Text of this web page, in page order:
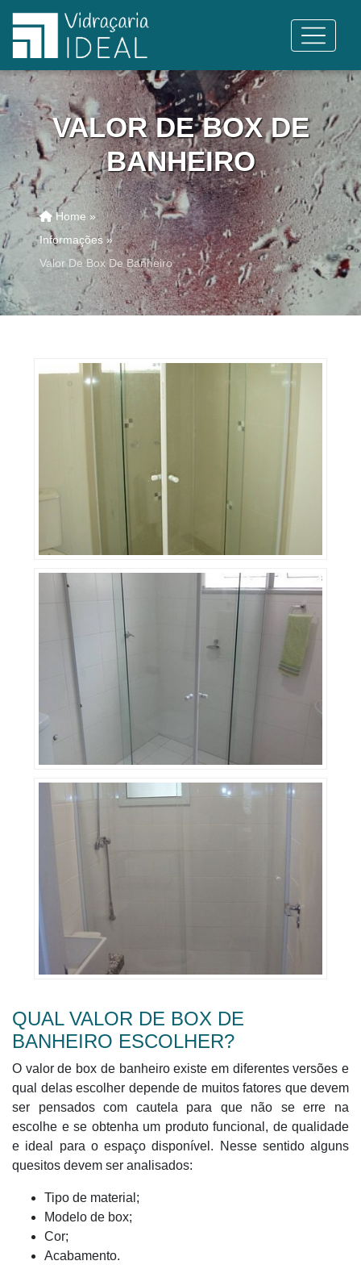
VALOR DE BOX DE
BANHEIRO
Home »
Informações »
Valor De Box De Banheiro
QUAL VALOR DE BOX DE
BANHEIRO ESCOLHER?
O valor de box de banheiro existe em diferentes versões e
qual delas escolher depende de muitos fatores que devem
ser pensados com cautela para que não se erre na
escolhe e se obtenha um produto funcional, de qualidade
e ideal para o espaço disponível. Nesse sentido alguns
quesitos devem ser analisados:
Tipo de material;
Modelo de box;
Cor;
Acabamento.